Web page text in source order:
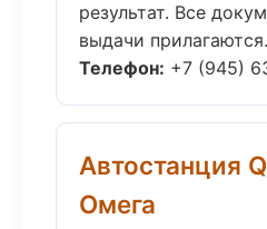
результат. Все
выдачи
Телефон: +7 (945)
Автостанция
Омега